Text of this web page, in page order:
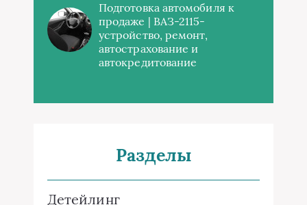
Подготовка автомобиля к
продаже | ВАЗ-2115-
устройство, ремонт,
автострахование и
автокредитование
Разделы
Детейлинг